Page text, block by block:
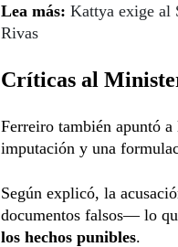
Lea más: Kattya exige al
Rivas
Críticas al
Ferreiro también apuntó
imputación y una
Según explicó, la
documentos falsos— lo
los hechos punibles.